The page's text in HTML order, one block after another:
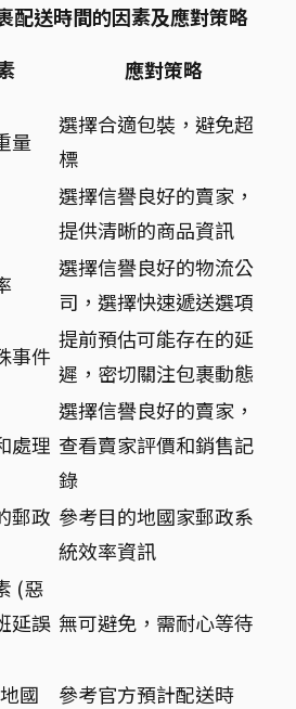
配送時間的因素及應對策略
應對策略
量
選擇合適包裝，避免超
標
選擇信譽良好的賣家，
提供清晰的商品資訊
選擇信譽良好的物流公
司，選擇快速遞送選項
事件
提前預估可能存在的延
遲，密切關注包裹動態
處理
選擇信譽良好的賣家，
查看賣家評價和銷售記
錄
郵政 參考目的地國家郵政系
統效率資訊
(惡
延誤 無可避免，需耐心等待
國
參考官方預計配送時